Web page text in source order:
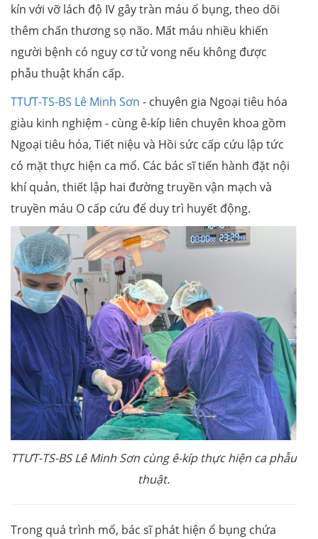
kín với vỡ lách độ IV gây tràn máu ổ bụng, theo dõi
thêm chấn thương sọ não. Mất máu nhiều khiến
người bệnh có nguy cơ tử vong nếu không được
phẫu thuật khẩn cấp.
TTƯT-TS-BS Lê Minh Sơn - chuyên gia Ngoại tiêu hóa
giàu kinh nghiệm - cùng ê-kíp liên chuyên khoa gồm
Ngoại tiêu hóa, Tiết niệu và Hồi sức cấp cứu lập tức
có mặt thực hiện ca mổ. Các bác sĩ tiến hành đặt nội
khí quản, thiết lập hai đường truyền vận mạch và
truyền máu O cấp cứu để duy trì huyết động.
TTƯT-TS-BS Lê Minh Sơn cùng ê-kíp thực hiện ca phẫu
thuật.
Trong quá trình mổ, bác sĩ phát hiện ổ bụng chứa